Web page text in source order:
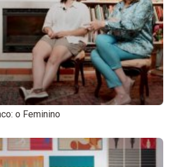
o Feminino